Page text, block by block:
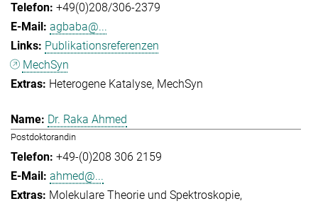
+49(0)208/306-2379
agbaba@...
Publikationsreferenzen
MechSyn
Heterogene Katalyse MechSyn
Dr. Raka Ahmed
Postdoktorandin
+49-(0)208 306 2159
ahmed@...
Molekulare Theorie und Spektroskopie